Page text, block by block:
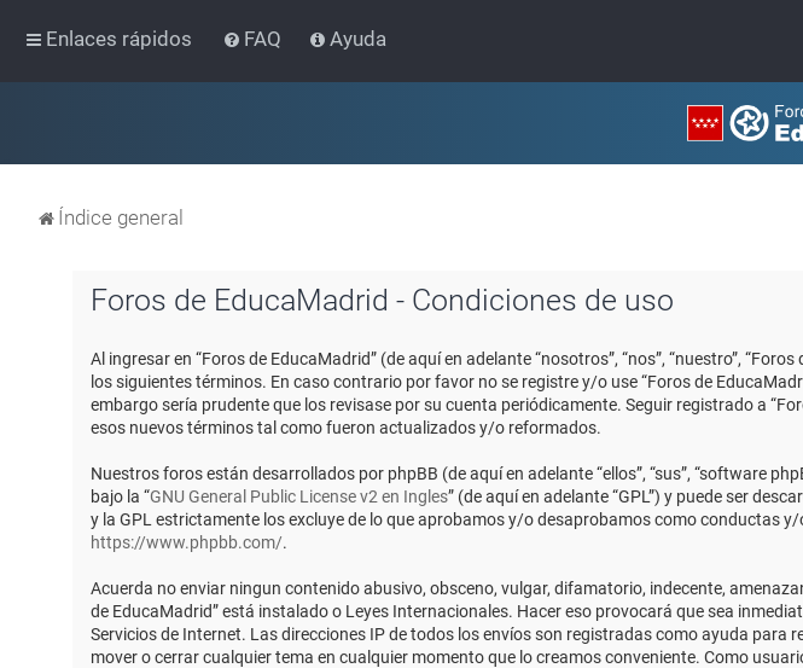
Enlaces rápidos FAQ Ayuda
Índice general
Foros de EducaMadrid - Condiciones de uso
Al ingresar en “Foros de EducaMadrid” (de aquí en adelante “nosotros”, “nos”, “nuestro”,
los siguientes términos. En caso contrario por favor no se registre y/o use “Foros de
embargo sería prudente que los revisase por su cuenta periódicamente. Seguir registrado a
esos nuevos términos tal como fueron actualizados y/o reformados.
Nuestros foros están desarrollados por phpBB (de aquí en adelante “ellos”, “sus”, “software
bajo la “GNU General Public License v2 en Ingles” (de aquí en adelante “GPL”) y puede ser
y la GPL estrictamente los excluye de lo que aprobamos y/o desaprobamos como conductas
https://www.phpbb.com/.
Acuerda no enviar ningun contenido abusivo, obsceno, vulgar, difamatorio, indecente,
de EducaMadrid” está instalado o Leyes Internacionales. Hacer eso provocará que sea
Servicios de Internet. Las direcciones IP de todos los envíos son registradas como ayuda para
mover o cerrar cualquier tema en cualquier momento que lo creamos conveniente. Como